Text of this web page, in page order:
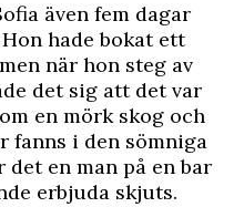
även fem dagar
hade bokat ett
när hon steg av
det sig att det var
en mörk skog och
fanns i den sömniga
en man på en bar
erbjuda skjuts.